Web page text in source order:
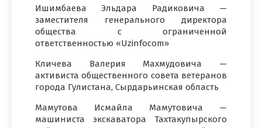
Ишимбаева Эльдара Радиковича —
заместителя генерального директора
общества с ограниченной
ответственностью «Uzinfocom»
Кличева Валерия Махмудовича —
активиста общественного совета ветеранов
города Гулистана, Сырдарьинская область
Мамутова Исмайла Мамутовича —
машиниста экскаватора Тахтакупырского